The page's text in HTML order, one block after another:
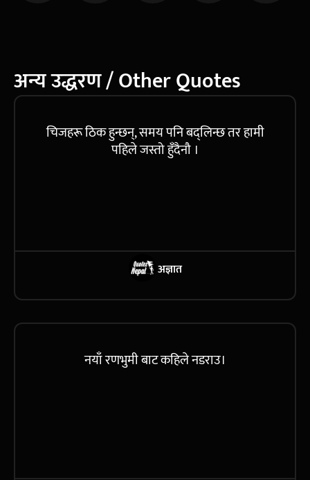
अन्य उद्धरण / Other Quotes
चिजहरू ठिक हुन्छन्, समय पनि बद्लिन्छ तर हामी
पहिले जस्तो हुँदैनौ ।
अज्ञात
नयाँ रणभुमी बाट कहिले नडराउ।